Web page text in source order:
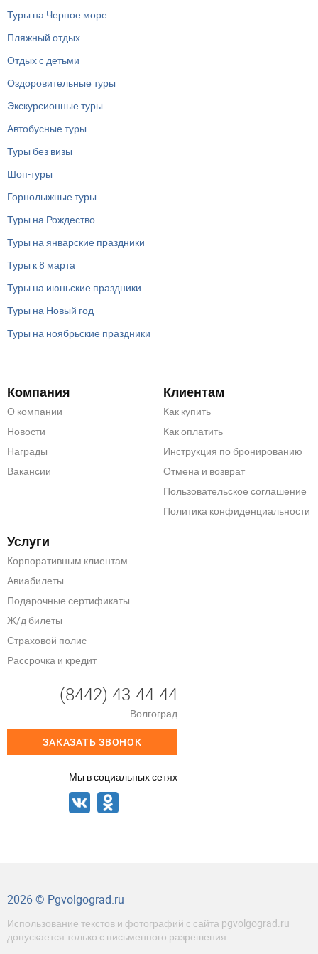
Туры на Черное море
Пляжный отдых
Отдых с детьми
Оздоровительные туры
Экскурсионные туры
Автобусные туры
Туры без визы
Шоп-туры
Горнолыжные туры
Туры на Рождество
Туры на январские праздники
Туры к 8 марта
Туры на июньские праздники
Туры на Новый год
Туры на ноябрьские праздники
Компания
О компании
Новости
Награды
Вакансии
Клиентам
Как купить
Как оплатить
Инструкция по бронированию
Отмена и возврат
Пользовательское соглашение
Политика конфиденциальности
Услуги
Корпоративным клиентам
Авиабилеты
Подарочные сертификаты
Ж/д билеты
Страховой полис
Рассрочка и кредит
(8442) 43-44-44
Волгоград
ЗАКАЗАТЬ ЗВОНОК
Мы в социальных сетях
2026 © Pgvolgograd.ru
Использование текстов и фотографий с сайта pgvolgograd.ru
допускается только с письменного разрешения.